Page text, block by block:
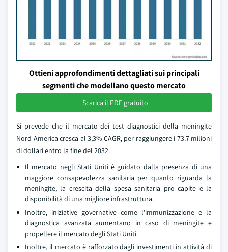
Ottieni approfondimenti dettagliati sui principali
segmenti che modellano questo mercato
Scarica il PDF gratuito
Si prevede che il mercato dei test diagnostici della meningite
Nord America cresca al 3,3% CAGR, per raggiungere i 73.7 milioni
di dollari entro la fine del 2032.
Il mercato negli Stati Uniti è guidato dalla presenza di una
maggiore consapevolezza sanitaria per quanto riguarda la
meningite, la crescita della spesa sanitaria pro capite e la
disponibilità di una migliore infrastruttura.
Inoltre, iniziative governative come l'immunizzazione e la
diagnostica avanzata aumentano in caso di meningite e
propellere il mercato degli Stati Uniti.
Inoltre, il mercato è rafforzato dagli investimenti in attività di